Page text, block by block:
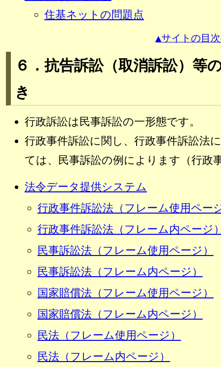
住基ネットの問題点
▲サイトの目
６．抗告訴訟（取消訴訟）等
き
行政訴訟は民事訴訟の一形態です。
行政事件訴訟に関し、行政事件訴訟法
ては、民事訴訟の例によります（行政
法令データ提供システム
行政事件訴訟法（フレーム使用ペー
行政事件訴訟法（フレーム内ページ
民事訴訟法（フレーム使用ページ）
民事訴訟法（フレーム内ページ）
国家賠償法（フレーム使用ページ）
国家賠償法（フレーム内ページ）
民法（フレーム使用ページ）
民法（フレーム内ページ）